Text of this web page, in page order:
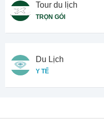
Tour du lịch
TRỌN GÓI
Du Lịch
Y TẾ